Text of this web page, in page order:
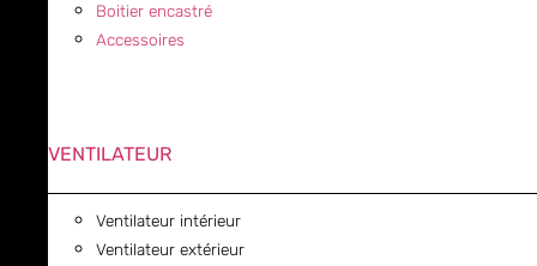
Boitier encastré
Accessoires
VENTILATEUR
Ventilateur intérieur
Ventilateur extérieur